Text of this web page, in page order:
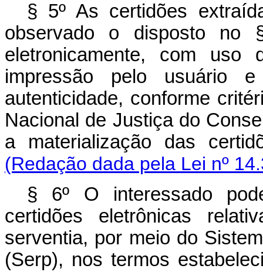
§ 5º As certidões
observado o disposto no
eletronicamente, com
impressão pelo usuário
autenticidade, conforme
Nacional de Justiça do
a materialização das
(Redação dada pela Lei nº
§ 6º O interessado
certidões eletrônicas
serventia, por meio do
(Serp), nos termos